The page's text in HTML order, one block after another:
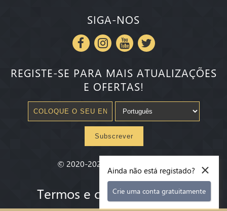
SIGA-NOS
REGISTE-SE PARA MAIS ATUALIZAÇÕES
E OFERTAS!
Subscrever
© 2020-2026
Termos e condições gerias
×
Ainda não está registado?
Crie uma conta gratuitamente